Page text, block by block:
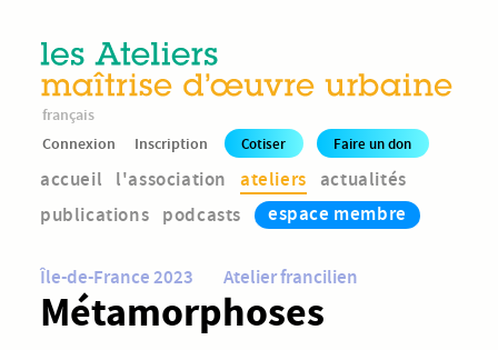
français
Connexion
Inscription Cotiser Faire un don
accueil l'association ateliers
actualités
publications podcasts espace membre
Île-de-France 2023 Atelier francilien
Métamorphoses